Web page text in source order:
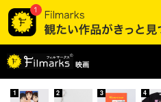
映画
1 2 3 4